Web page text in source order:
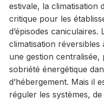
estivale, la climatisation
critique pour les
d’épisodes caniculaires.
climatisation
une gestion
sobriété énergétique
d’hébergement. Mais il
réguler les systèmes,